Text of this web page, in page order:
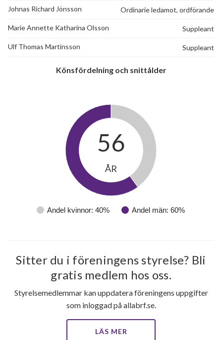
11
Johnas Richard Jönsson Ordinarie ledamot, ordförande
Marie Annette Katharina Olsson Suppleant
Ulf Thomas Martinsson Suppleant
Könsfördelning och snittålder
Andel kvinnor: 40% Andel män: 60%
56
ÅR
Sitter du i föreningens styrelse? Bli
gratis medlem hos oss.
Styrelsemedlemmar kan uppdatera föreningens uppgifter
som inloggad på allabrf.se.
LÄS MER